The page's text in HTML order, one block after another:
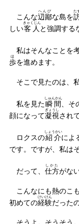
こんな辺鄙
へんぴ
な島を
た
しい客人
きゃくじん
と強調する
私はそんなことを
歩
ほ
を進めます。
そこで見たのは、
私を見た瞬間
しゅんかん
、そ
顔になって凝視
ぎょうし
され
ロクスの紹介
しょうかい
によ
です。ですが、私は
だって、 仕方
しかた
がな
こんなにも熱のこ
初めての経験
けいけん
だった